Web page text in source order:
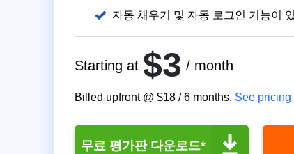
자동 채우기 및 자동 로그인 기능이
Starting at $3 / month
Billed upfront @ $18 /6 months. See pricing
무료 평가판 다운로드*